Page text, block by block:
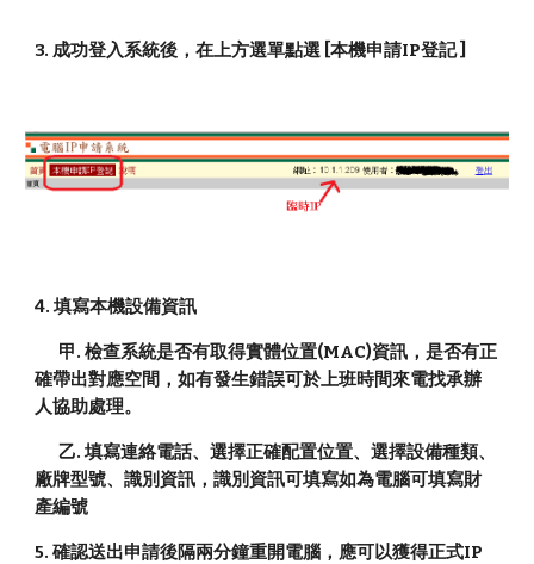
3. 成功登入系統後，在上方選單點選 [本機申請IP登記 ]
4. 填寫本機設備資訊
甲. 檢查系統是否有取得實體位置(MAC)資訊，是否有正
確帶出對應空間，如有發生錯誤可於上班時間來電找承辦
人協助處理。
乙. 填寫連絡電話、選擇正確配置位置、選擇設備種類、
廠牌型號、識別資訊，識別資訊可填寫如為電腦可填寫財
產編號
5. 確認送出申請後隔兩分鐘重開電腦，應可以獲得正式IP